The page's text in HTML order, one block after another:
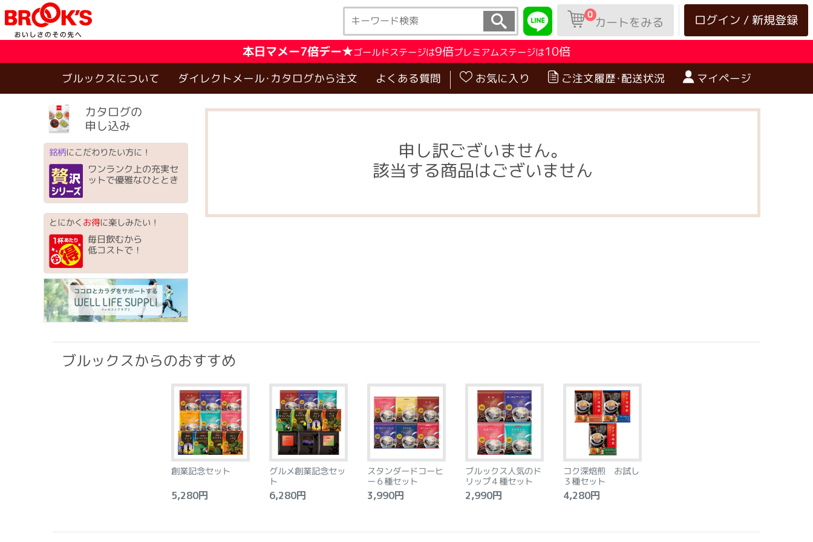
ログイン / 新規登録
0カートをみる
本日マメー7倍デー★ゴールドステージは9倍プレミアムステージは10倍
ブルックスについて ダイレクトメール･カタログから注文 よくある質問 お気に入り ご注文履歴･配送状況 マイページ
カタログの
申し込み
銘柄にこだわりたい方に！
ワンランク上の充実セ
ットで優雅なひととき
とにかく お得に楽しみたい！
毎日飲むから
低コストで！
申し訳ございません。
該当する商品はございません
ブルックスからのおすすめ
創業記念セット
5,280円
グルメ創業記念セッ
ト
6,280円
スタンダードコーヒ
ー６種セット
3,990円
ブルックス人気のド
リップ４種セット
2,990円
コク深焙煎 お試し
３種セット
4,280円